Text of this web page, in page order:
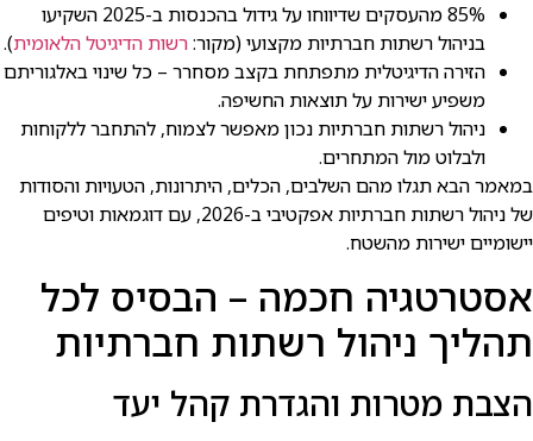
85% מהעסקים שדיווחו על גידול בהכנסות ב-2025 השקיעו
בניהול רשתות חברתיות מקצועי (מקור:רשות הדיגיטל הלאומית).
הזירה הדיגיטלית מתפתחת בקצב מסחרר – כל שינוי באלגוריתם
משפיע ישירות על תוצאות החשיפה.
ניהול רשתות חברתיות נכון מאפשר לצמוח, להתחבר ללקוחות
ולבלוט מול המתחרים.
במאמר הבא תגלו מהם השלבים, הכלים, היתרונות, הטעויות והסודות
של ניהול רשתות חברתיות אפקטיבי ב-2026, עם דוגמאות וטיפים
יישומיים ישירות מהשטח.
אסטרטגיה חכמה – הבסיס לכל
תהליך ניהול רשתות חברתיות
הצבת מטרות והגדרת קהל יעד